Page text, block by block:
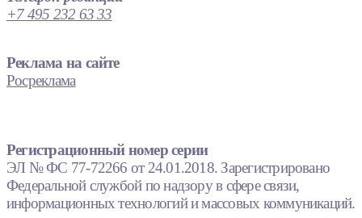
+7 495 232 63 33
Реклама на сайте
Росреклама
Регистрационный номер серии
ЭЛ № ФС 77-72266 от 24.01.2018. Зарегистрировано
Федеральной службой по надзору в сфере связи,
информационных технологий и массовых коммуникаций.